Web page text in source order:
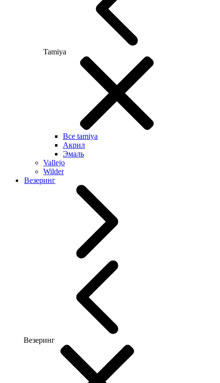
Tamiya
Все tamiya
Акрил
Эмаль
Vallejo
Wilder
Везеринг
Везеринг